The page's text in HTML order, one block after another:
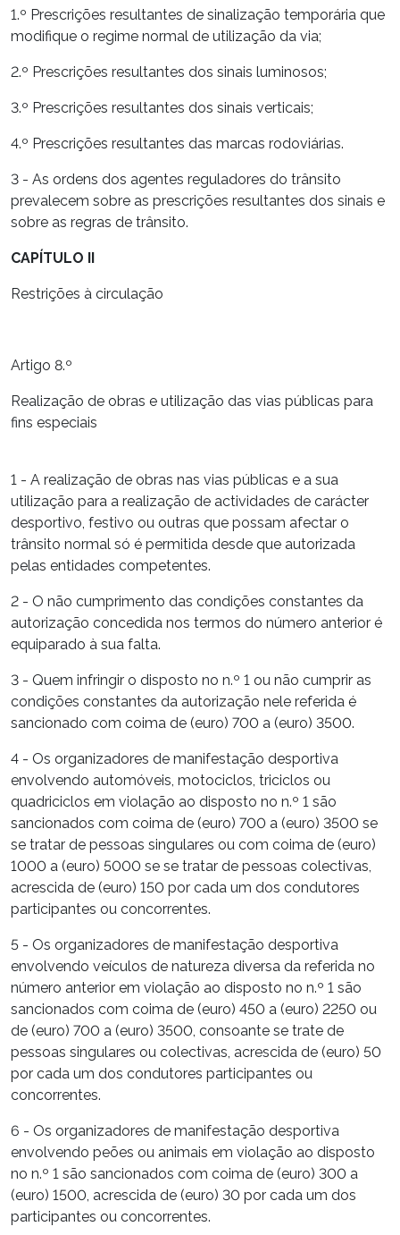
1.º Prescrições resultantes de sinalização temporária que
modifique o regime normal de utilização da via;
2.º Prescrições resultantes dos sinais luminosos;
3.º Prescrições resultantes dos sinais verticais;
4.º Prescrições resultantes das marcas rodoviárias.
3 - As ordens dos agentes reguladores do trânsito
prevalecem sobre as prescrições resultantes dos sinais e
sobre as regras de trânsito.
CAPÍTULO II
Restrições à circulação
Artigo 8.º
Realização de obras e utilização das vias públicas para
fins especiais
1 - A realização de obras nas vias públicas e a sua
utilização para a realização de actividades de carácter
desportivo, festivo ou outras que possam afectar o
trânsito normal só é permitida desde que autorizada
pelas entidades competentes.
2 - O não cumprimento das condições constantes da
autorização concedida nos termos do número anterior é
equiparado à sua falta.
3 - Quem infringir o disposto no n.º 1 ou não cumprir as
condições constantes da autorização nele referida é
sancionado com coima de (euro) 700 a (euro) 3500.
4 - Os organizadores de manifestação desportiva
envolvendo automóveis, motociclos, triciclos ou
quadriciclos em violação ao disposto no n.º 1 são
sancionados com coima de (euro) 700 a (euro) 3500 se
se tratar de pessoas singulares ou com coima de (euro)
1000 a (euro) 5000 se se tratar de pessoas colectivas,
acrescida de (euro) 150 por cada um dos condutores
participantes ou concorrentes.
5 - Os organizadores de manifestação desportiva
envolvendo veículos de natureza diversa da referida no
número anterior em violação ao disposto no n.º 1 são
sancionados com coima de (euro) 450 a (euro) 2250 ou
de (euro) 700 a (euro) 3500, consoante se trate de
pessoas singulares ou colectivas, acrescida de (euro) 50
por cada um dos condutores participantes ou
concorrentes.
6 - Os organizadores de manifestação desportiva
envolvendo peões ou animais em violação ao disposto
no n.º 1 são sancionados com coima de (euro) 300 a
(euro) 1500, acrescida de (euro) 30 por cada um dos
participantes ou concorrentes.